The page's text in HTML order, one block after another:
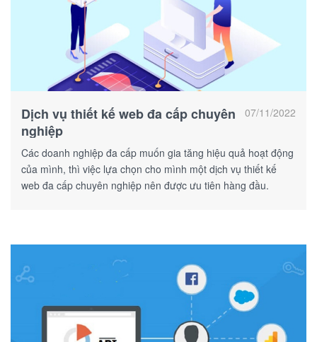
07/11/2022
Dịch vụ thiết kế web đa cấp chuyên
nghiệp
Các doanh nghiệp đa cấp muốn gia tăng hiệu quả hoạt động
của mình, thì việc lựa chọn cho mình một dịch vụ thiết kế
web đa cấp chuyên nghiệp nên được ưu tiên hàng đầu.